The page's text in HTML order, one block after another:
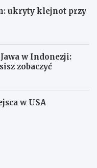
ukryty klejnot przy
w Indonezji:
zobaczyć
w USA